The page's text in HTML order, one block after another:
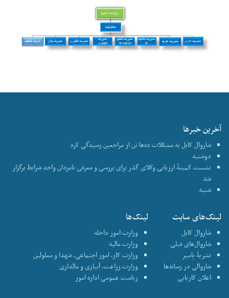
آخرین خبرها
شاروال کابل به مشکلات ده‌ها تن از مراجعین رسیدگی کرد
دوشنبه
نشست کمیتهٔ ارزیابی وکلای گذر برای بررسی و معرفی نامزدان واجد شرایط برگزار
شد
شنبه
لینک‌های سایت
شاروال کابل
شاروال‌های قبلی
نشریۀ پامیر
شاروالی در رسانه‌ها
اعلان کاریابی
لینک‌ها
وزارت امور داخله
وزارت مالیه
وزارت کار، امور اجتماعی، شهدا و معلولین
وزارت زراعت، آبیاری و مالداری
ریاست عمومی اداره امور